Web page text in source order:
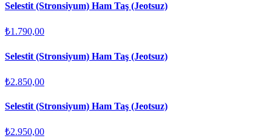
Selestit (Stronsiyum) Ham Taş (Jeotsuz)
₺1.790,00
Selestit (Stronsiyum) Ham Taş (Jeotsuz)
₺2.850,00
Selestit (Stronsiyum) Ham Taş (Jeotsuz)
₺2.950,00